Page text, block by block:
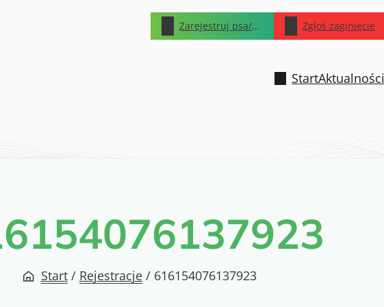
Zarejestruj psa/kota Zgłoś zaginięcie
StartAktualności
Start / Rejestracje / 616154076137923